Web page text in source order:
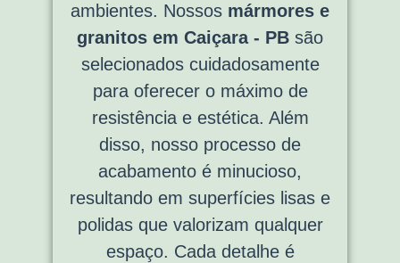
ambientes. Nossos mármores e
granitos em Caiçara - PB são
selecionados cuidadosamente
para oferecer o máximo de
resistência e estética. Além
disso, nosso processo de
acabamento é minucioso,
resultando em superfícies lisas e
polidas que valorizam qualquer
espaço. Cada detalhe é